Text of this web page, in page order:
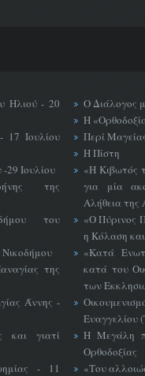
Ηλιού - 20
17 Ιουλίου
29 Ιουλίου
της
του
της
Άννης -
και γιατί
- 11
Ο Διάλογος
Η
Περί
Η Πίστη
«H Κιβωτός
για μία
Αλήθεια της
«Ο Πύρινος
η Κόλαση
«Κατά
κατά του
των
Ευαγγελίου
Η Μεγάλη
Ορθοδοξίας
«Του